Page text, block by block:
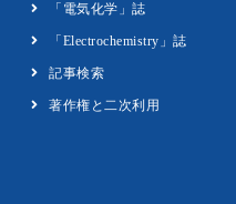
「電気化学」誌
「Electrochemistry」誌
記事検索
著作権と二次利用